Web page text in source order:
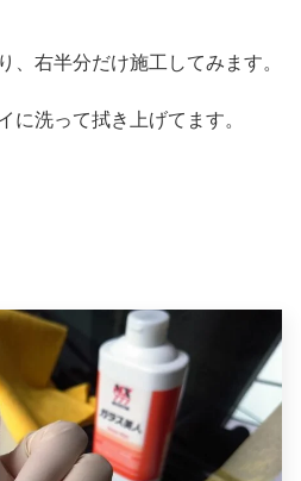
、右半分だけ施工してみます。
洗って拭き上げてます。